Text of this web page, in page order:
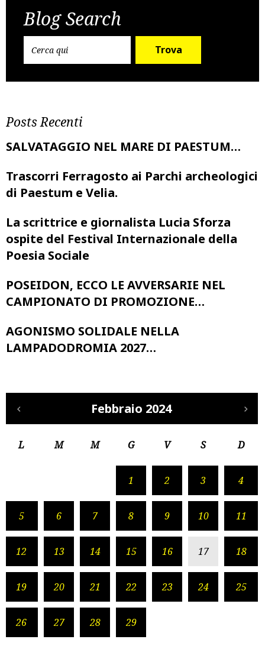
Blog Search
Trova
Posts Recenti
SALVATAGGIO NEL MARE DI PAESTUM…
Trascorri Ferragosto ai Parchi archeologici
di Paestum e Velia.
La scrittrice e giornalista Lucia Sforza
ospite del Festival Internazionale della
Poesia Sociale
POSEIDON, ECCO LE AVVERSARIE NEL
CAMPIONATO DI PROMOZIONE…
AGONISMO SOLIDALE NELLA
LAMPADODROMIA 2027…
Febbraio 2024
L M M G V S D
1 2 3 4
5 6 7 8 9 10 11
12 13 14 15 16 17 18
19 20 21 22 23 24 25
26 27 28 29